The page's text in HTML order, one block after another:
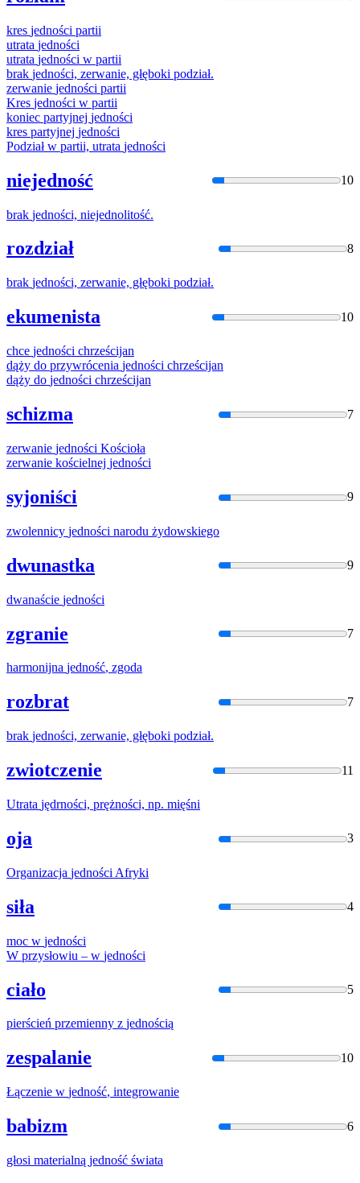
kres jedności partii
utrata jedności
utrata jedności w partii
brak jedności, zerwanie, głęboki podział.
zerwanie jedności partii
Kres jedności w partii
koniec partyjnej jedności
kres partyjnej jedności
Podział w partii, utrata jedności
niejedność 10
brak jedności, niejednolitość.
rozdział 8
brak jedności, zerwanie, głęboki podział.
ekumenista 10
chce jedności chrześcijan
dąży do przywrócenia jedności chrześcijan
dąży do jedności chrześcijan
schizma 7
zerwanie jedności Kościoła
zerwanie kościelnej jedności
syjoniści 9
zwolennicy jedności narodu żydowskiego
dwunastka 9
dwanaście jedności
zgranie 7
harmonijna jedność, zgoda
rozbrat 7
brak jedności, zerwanie, głęboki podział.
zwiotczenie 11
Utrata jędrności, prężności, np. mięśni
oja 3
Organizacja jedności Afryki
siła 4
moc w jedności
W przysłowiu – w jedności
ciało 5
pierścień przemienny z jednością
zespalanie 10
Łączenie w jedność, integrowanie
babizm 6
głosi materialną jedność świata